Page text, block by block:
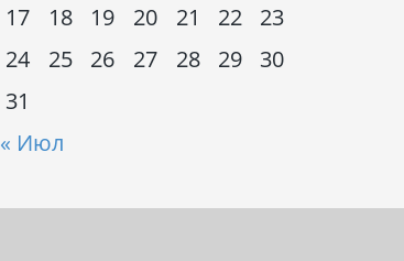
« Июл
17
18 19 20 21 22
23
24
25 26 27 28 29
30
31